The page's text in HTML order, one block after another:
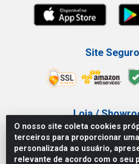
O nosso site coleta cookies
terceiros para proporcionar
personalizada ao usuário,
relevante de acordo com o seu
Site Seguro
Loja /
Tel.: (11) 3227-
Av Vautier, 587/597 - Pari -